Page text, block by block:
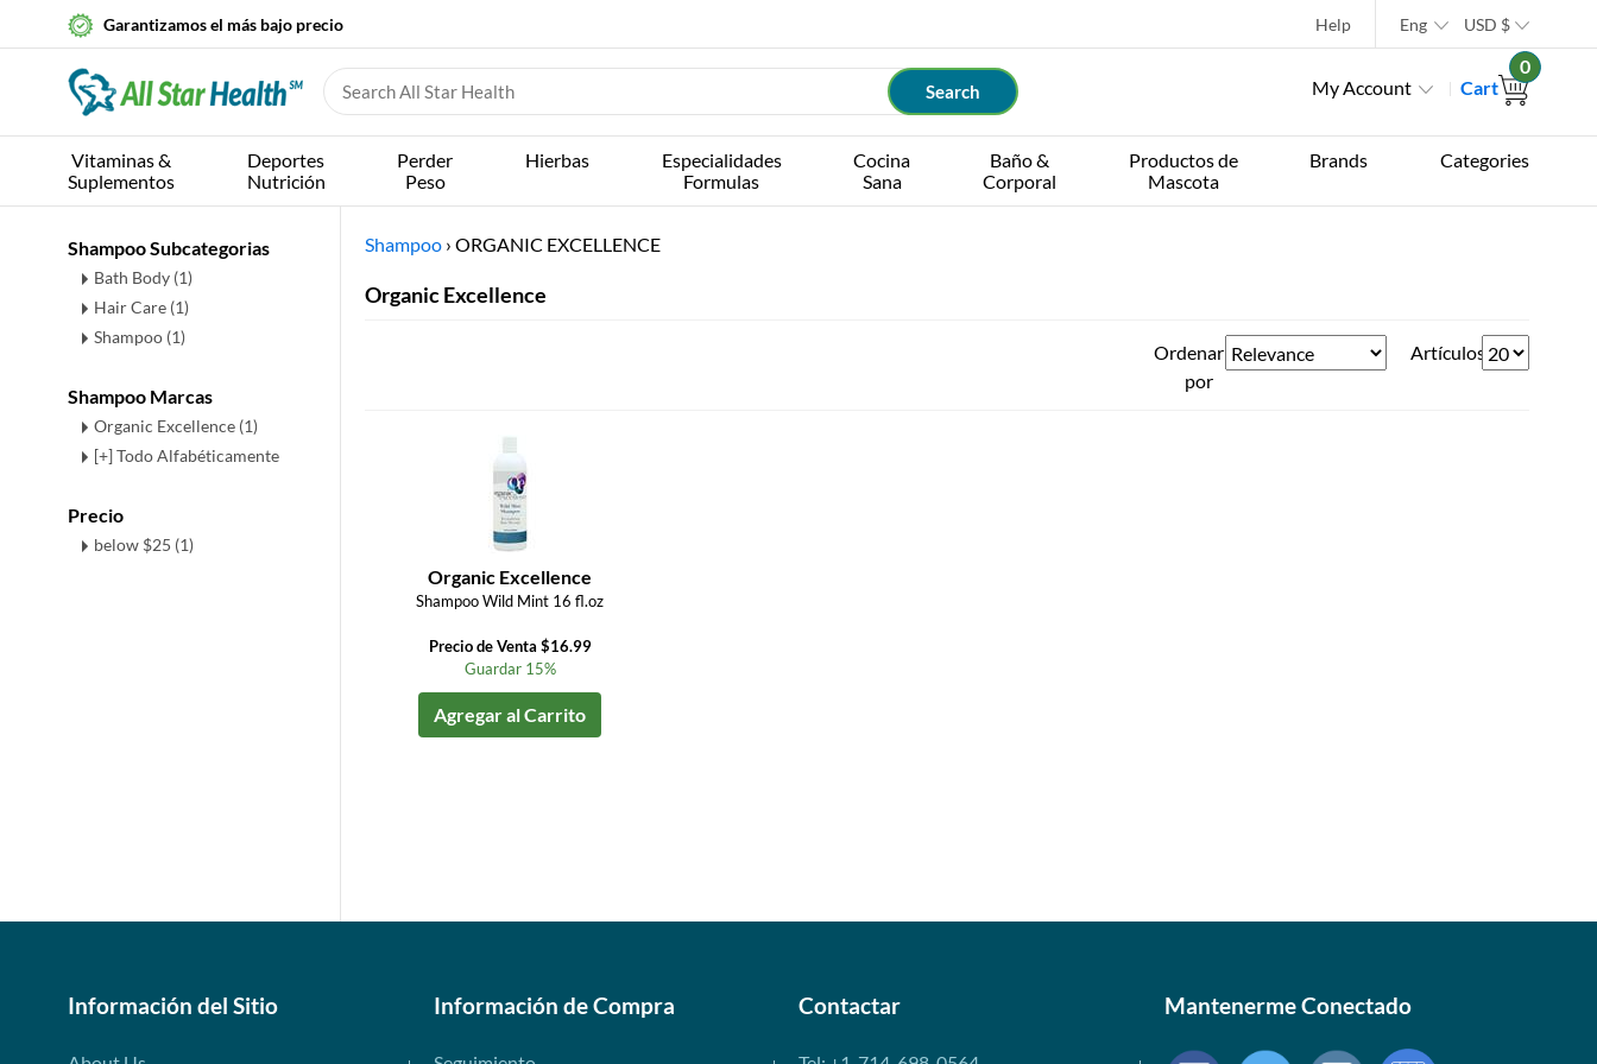
Garantizamos el más bajo precio Help Eng USD $
My Account Cart
0
Vitaminas &
Suplementos
Deportes
Nutrición
Perder
Peso
Hierbas
Especialidades
Formulas
Cocina
Sana
Baño &
Corporal
Productos de
Mascota
Brands Categories
Shampoo Subcategorias
Bath Body (1)
Hair Care (1)
Shampoo (1)
Shampoo Marcas
Organic Excellence (1)
[+] Todo Alfabéticamente
Precio
below $25 (1)
Shampoo › ORGANIC EXCELLENCE
Organic Excellence
Ordenar
por
Artículos
Organic Excellence
Shampoo Wild Mint 16 fl.oz
Precio de Venta $16.99
Guardar 15%
Agregar al Carrito
Información del Sitio Información de Compra Contactar Mantenerme Conectado